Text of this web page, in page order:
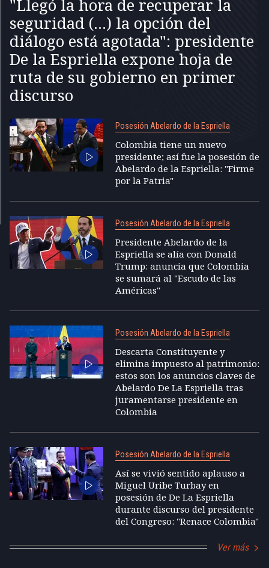
"Llegó la hora de recuperar la
seguridad (...) la opción del
diálogo está agotada": presidente
De la Espriella expone hoja de
ruta de su gobierno en primer
discurso
Posesión Abelardo de la Espriella
Colombia tiene un nuevo
presidente; así fue la posesión de
Abelardo de la Espriella: "Firme
por la Patria"
Posesión Abelardo de la Espriella
Presidente Abelardo de la
Espriella se alía con Donald
Trump: anuncia que Colombia
se sumará al "Escudo de las
Américas"
Posesión Abelardo de la Espriella
Descarta Constituyente y
elimina impuesto al patrimonio:
estos son los anuncios claves de
Abelardo De La Espriella tras
juramentarse presidente en
Colombia
Posesión Abelardo de la Espriella
Así se vivió sentido aplauso a
Miguel Uribe Turbay en
posesión de De La Espriella
durante discurso del presidente
del Congreso: "Renace Colombia"
Ver más